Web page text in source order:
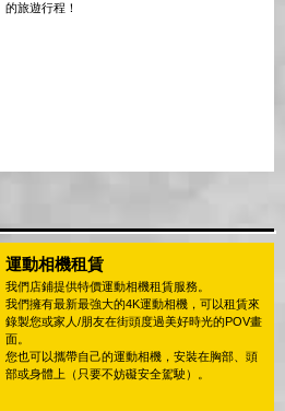
的旅遊行程！
運動相機租賃
我們店鋪提供特價運動相機租賃服務。
我們擁有最新最強大的4K運動相機，可以租賃來
錄製您或家人/朋友在街頭度過美好時光的POV畫
面。
您也可以攜帶自己的運動相機，安裝在胸部、頭
部或身體上（只要不妨礙安全駕駛）。